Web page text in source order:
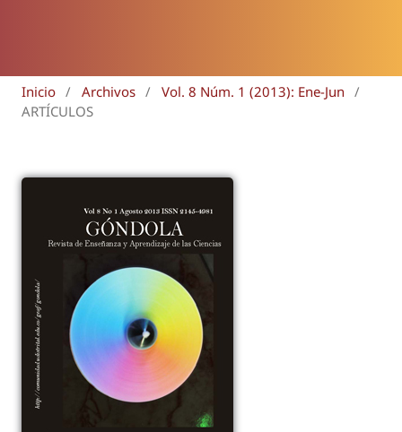
Inicio / Archivos / Vol. 8 Núm. 1 (2013): Ene-Jun
/
ARTÍCULOS